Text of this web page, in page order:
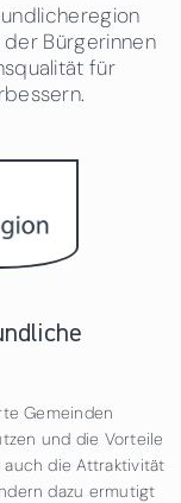
Bürgerinnen
für
Gemeinden
und die Vorteile
auch die Attraktivität
dazu ermutigt